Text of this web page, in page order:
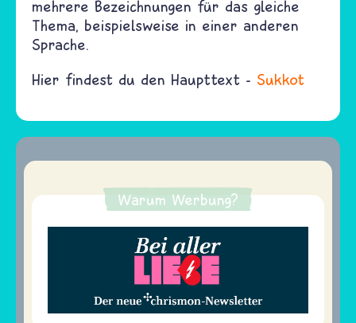
mehrere Bezeichnungen für das gleiche
Thema, beispielsweise in einer anderen
Sprache.
Hier findest du den Haupttext - Sukkot
Warum Werbung?